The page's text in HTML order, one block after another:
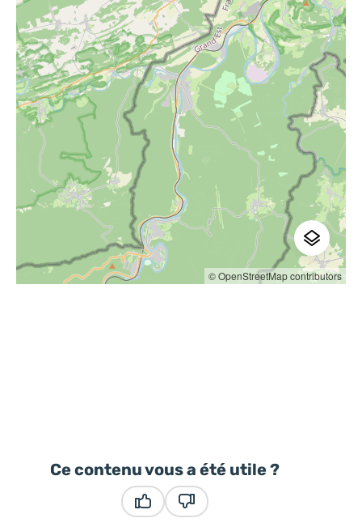
© OpenStreetMap contributors
Ce contenu vous a été utile ?